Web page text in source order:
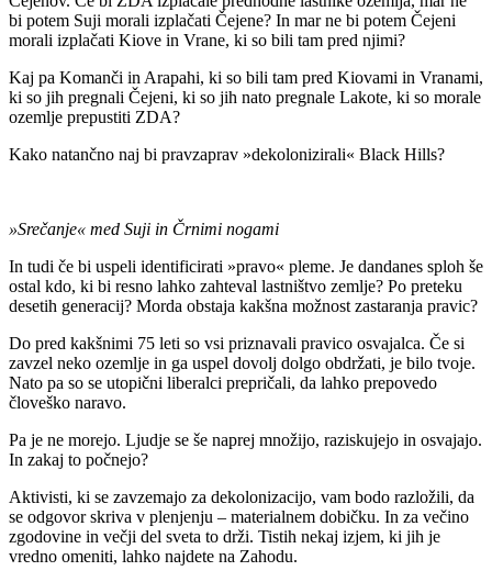
bi potem Suji morali izplačati Čejene? In mar ne bi potem Čejeni
morali izplačati Kiove in Vrane, ki so bili tam pred njimi?
Kaj pa Komanči in Arapahi, ki so bili tam pred Kiovami in Vranami,
ki so jih pregnali Čejeni, ki so jih nato pregnale Lakote, ki so morale
ozemlje prepustiti ZDA?
Kako natančno naj bi pravzaprav »dekolonizirali« Black Hills?
»Srečanje« med Suji in Črnimi nogami
In tudi če bi uspeli identificirati »pravo« pleme. Je dandanes sploh še
ostal kdo, ki bi resno lahko zahteval lastništvo zemlje? Po preteku
desetih generacij? Morda obstaja kakšna možnost zastaranja pravic?
Do pred kakšnimi 75 leti so vsi priznavali pravico osvajalca. Če si
zavzel neko ozemlje in ga uspel dovolj dolgo obdržati, je bilo tvoje.
Nato pa so se utopični liberalci prepričali, da lahko prepovedo
človeško naravo.
Pa je ne morejo. Ljudje se še naprej množijo, raziskujejo in osvajajo.
In zakaj to počnejo?
Aktivisti, ki se zavzemajo za dekolonizacijo, vam bodo razložili, da
se odgovor skriva v plenjenju – materialnem dobičku. In za večino
zgodovine in večji del sveta to drži. Tistih nekaj izjem, ki jih je
vredno omeniti, lahko najdete na Zahodu.